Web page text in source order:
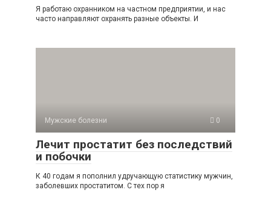
Я работаю охранником на частном предприятии, и нас
часто направляют охранять разные объекты. И
Мужские болезни 0
Лечит простатит без последствий
и побочки
К 40 годам я пополнил удручающую статистику мужчин,
заболевших простатитом. С тех пор я